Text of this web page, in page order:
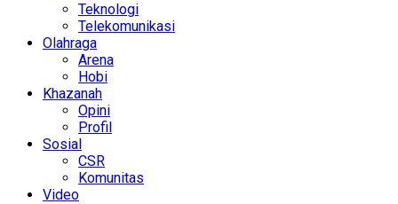
Teknologi
Telekomunikasi
Olahraga
Arena
Hobi
Khazanah
Opini
Profil
Sosial
CSR
Komunitas
Video